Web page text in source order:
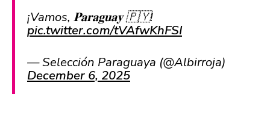
¡Vamos, 𝐏𝐚𝐫𝐚𝐠𝐮𝐚𝐲 🇵🇾!
pic.twitter.com/tVAfwKhFSI
— Selección Paraguaya (@Albirroja)
December 6, 2025